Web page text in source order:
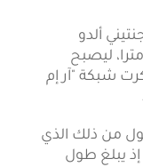
ألدو
بيرويسا، 70 طنا فيما يبلغ طوله 26 مترا، ليصبح
شبكة "آر إم
من ذلك الذي
يبلغ طول